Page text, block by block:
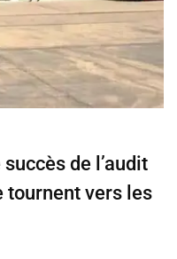
de l’audit
tournent vers les